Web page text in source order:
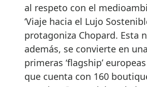
al respeto con el
‘Viaje hacia el Lujo
protagoniza Chopard. Esta
además, se convierte en
primeras ‘flagship’
que cuenta con 160